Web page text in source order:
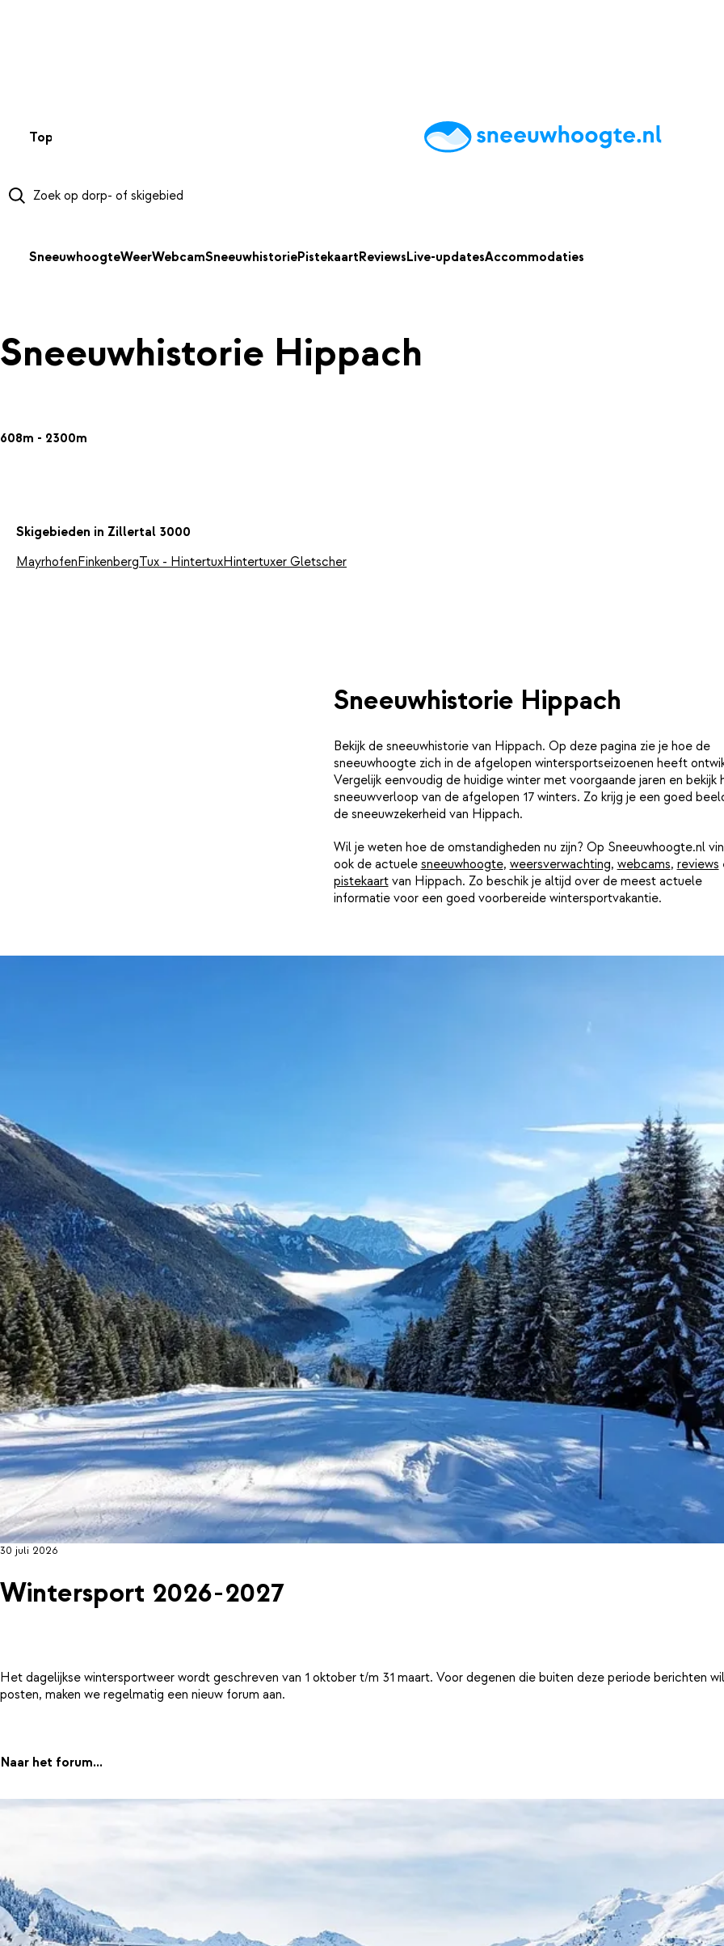
Top 50 AccommodatiesTipsReviewsLive updatesApp
SneeuwhoogteWeerWebcamSneeuwhistoriePistekaartReviewsLive-updatesAccommodaties
Sneeuwhistorie Hippach
608m - 2300m
Skigebieden in Zillertal 3000
MayrhofenFinkenbergTux - HintertuxHintertuxer Gletscher
Sneeuwhistorie Hippach
Bekijk de sneeuwhistorie van Hippach. Op deze pagina zie je hoe de
sneeuwhoogte zich in de afgelopen wintersportseizoenen heeft
Vergelijk eenvoudig de huidige winter met voorgaande jaren en bekijk
sneeuwverloop van de afgelopen 17 winters. Zo krijg je een goed
de sneeuwzekerheid van Hippach.
Wil je weten hoe de omstandigheden nu zijn? Op Sneeuwhoogte.nl
ook de actuele sneeuwhoogte, weersverwachting, webcams, reviews
pistekaartvan Hippach. Zo beschik je altijd over de meest actuele
informatie voor een goed voorbereide wintersportvakantie.
30 juli 2026
Wintersport 2026-2027
Het dagelijkse wintersportweer wordt geschreven van 1 oktober t/m 31 maart. Voor degenen die buiten deze periode berichten
posten, maken we regelmatig een nieuw forum aan.
Naar het forum...